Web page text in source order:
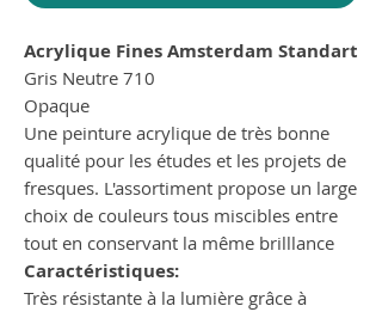
Acrylique Fines Amsterdam Standart
Gris Neutre 710
Opaque
Une peinture acrylique de très bonne
qualité pour les études et les projets de
fresques. L'assortiment propose un large
choix de couleurs tous miscibles entre
tout en conservant la même brilllance
Caractéristiques:
Très résistante à la lumière grâce à